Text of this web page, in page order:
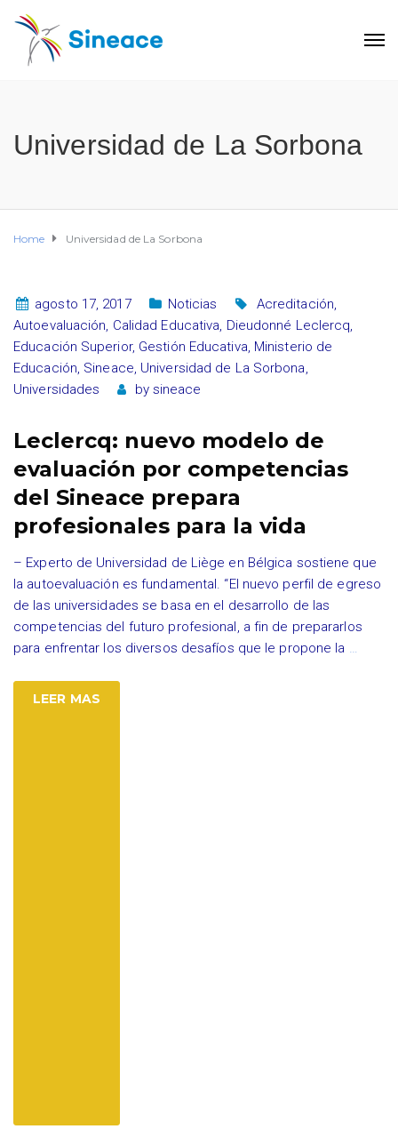
Universidad de La Sorbona
Home Universidad de La Sorbona
agosto 17, 2017 Noticias Acreditación,
Autoevaluación, Calidad Educativa, Dieudonné Leclercq,
Educación Superior, Gestión Educativa, Ministerio de
Educación, Sineace, Universidad de La Sorbona,
Universidades
by sineace
Leclercq: nuevo modelo de
evaluación por competencias
del Sineace prepara
profesionales para la vida
– Experto de Universidad de Liège en Bélgica sostiene que
la autoevaluación es fundamental. “El nuevo perfil de egreso
de las universidades se basa en el desarrollo de las
competencias del futuro profesional, a fin de prepararlos
para enfrentar los diversos desafíos que le propone la …
LEER MAS